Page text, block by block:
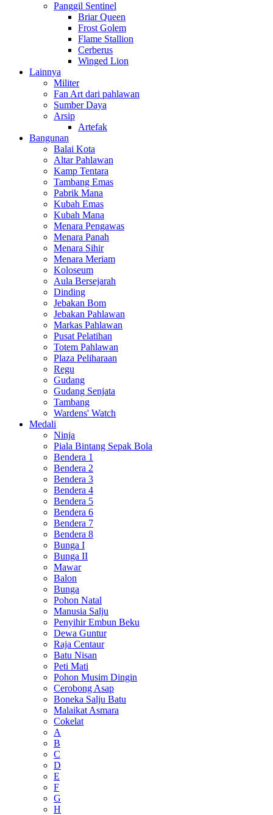
Panggil Sentinel
Briar Queen
Frost Golem
Flame Stallion
Cerberus
Winged Lion
Lainnya
Militer
Fan Art dari pahlawan
Sumber Daya
Arsip
Artefak
Bangunan
Balai Kota
Altar Pahlawan
Kamp Tentara
Tambang Emas
Pabrik Mana
Kubah Emas
Kubah Mana
Menara Pengawas
Menara Panah
Menara Sihir
Menara Meriam
Koloseum
Aula Bersejarah
Dinding
Jebakan Bom
Jebakan Pahlawan
Markas Pahlawan
Pusat Pelatihan
Totem Pahlawan
Plaza Peliharaan
Regu
Gudang
Gudang Senjata
Tambang
Wardens' Watch
Medali
Ninja
Piala Bintang Sepak Bola
Bendera 1
Bendera 2
Bendera 3
Bendera 4
Bendera 5
Bendera 6
Bendera 7
Bendera 8
Bunga I
Bunga II
Mawar
Balon
Bunga
Pohon Natal
Manusia Salju
Penyihir Embun Beku
Dewa Guntur
Raja Centaur
Batu Nisan
Peti Mati
Pohon Musim Dingin
Cerobong Asap
Boneka Salju Batu
Malaikat Asmara
Cokelat
A
B
C
D
E
F
G
H